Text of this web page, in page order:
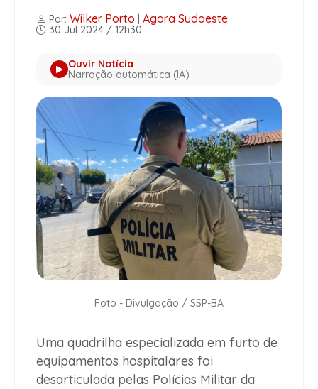
Por: Wilker Porto Agora Sudoeste
30 Jul 2024 / 12h30
Ouvir Notícia
Narração automática (IA)
Foto - Divulgação / SSP-BA
Uma quadrilha especializada em furto de
equipamentos hospitalares foi
desarticulada pelas Polícias Militar da